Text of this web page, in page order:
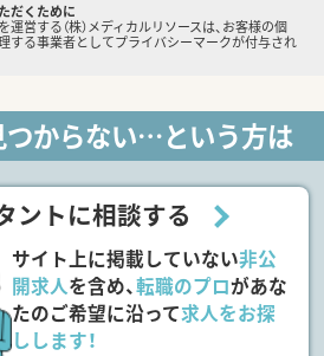
だくために
営する（株）メディカルリソースは、お客様の個
する事業者としてプライバシーマークが付与され
つからない…という方は
ントに相談する
サイト上に掲載していない非公
開求人を含め、転職のプロがあな
たのご希望に沿って求人をお探
しします！